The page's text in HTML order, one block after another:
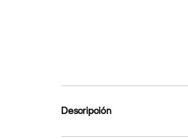
Descripción